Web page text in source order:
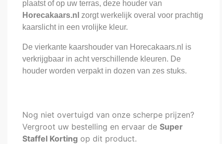
plaatst of op uw terras, deze houder van
Horecakaars.nl zorgt werkelijk overal voor prachtig
kaarslicht in een vrolijke kleur.
De vierkante kaarshouder van Horecakaars.nl is
verkrijgbaar in acht verschillende kleuren. De
houder worden verpakt in dozen van zes stuks.
Nog niet overtuigd van onze scherpe prijzen?
Vergroot uw bestelling en ervaar de Super
Staffel Korting op dit product.